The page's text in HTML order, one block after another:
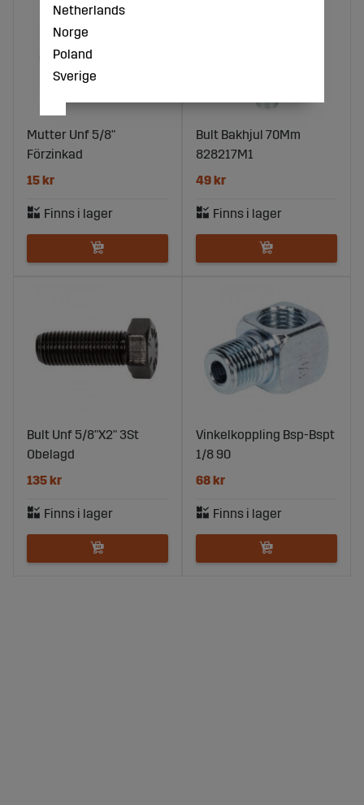
Mutter Unf 5/8"
Förzinkad
15 kr
Bult Bakhjul 70Mm
828217M1
49 kr
Bult Unf 5/8"X2" 3St
Obelagd
135 kr
Vinkelkoppling Bsp-Bspt
1/8 90
68 kr
Netherlands
Norge
Poland
Sverige